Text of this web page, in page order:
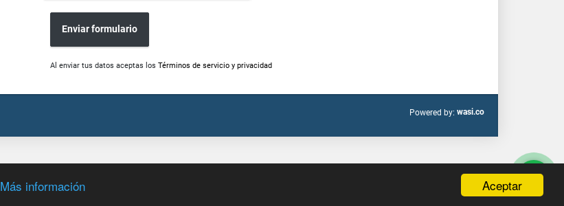
Aceptar
Más información
Enviar formulario
Al enviar tus datos aceptas losTérminos de servicio y privacidad
Powered by: wasi.co